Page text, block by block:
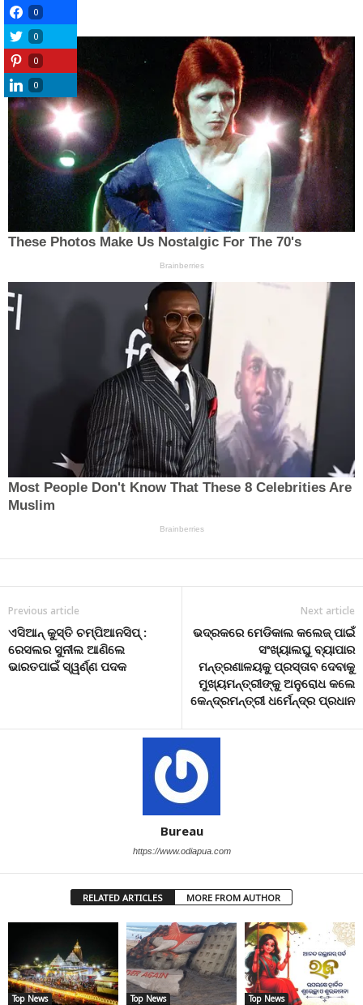
Previous article
ଏସିଆନ୍ କୁସ୍ତି ଚମ୍ପିଆନସିପ୍ :
ରେସଲର ସୁନୀଲ ଆଣିଲେ
ଭାରତପାଇଁ ସ୍ୱର୍ଣ୍ଣ ପଦକ
Next article
ଭଦ୍ରକରେ ମେଡିକାଲ କଲେଜ୍ ପାଇଁ
ସଂଖ୍ୟାଲଘୁ ବ୍ୟାପାର
ମନ୍ତ୍ରଣାଳୟକୁ ପ୍ରସ୍ତାବ ଦେବାକୁ
ମୁଖ୍ୟମନ୍ତ୍ରୀଙ୍କୁ ଅନୁରୋଧ କଲେ
କେନ୍ଦ୍ରମନ୍ତ୍ରୀ ଧର୍ମେନ୍ଦ୍ର ପ୍ରଧାନ
Bureau
https://www.odiapua.com
RELATED ARTICLES MORE FROM AUTHOR
Top News Top News Top News
0
0
0
0